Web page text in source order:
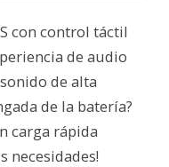
con control táctil
de audio
de alta
de la batería?
carga rápida
necesidades!